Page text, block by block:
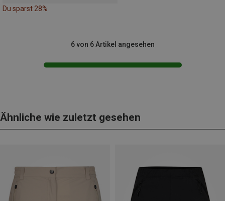
Du sparst 28%
6 von 6 Artikel angesehen
Ähnliche wie zuletzt gesehen